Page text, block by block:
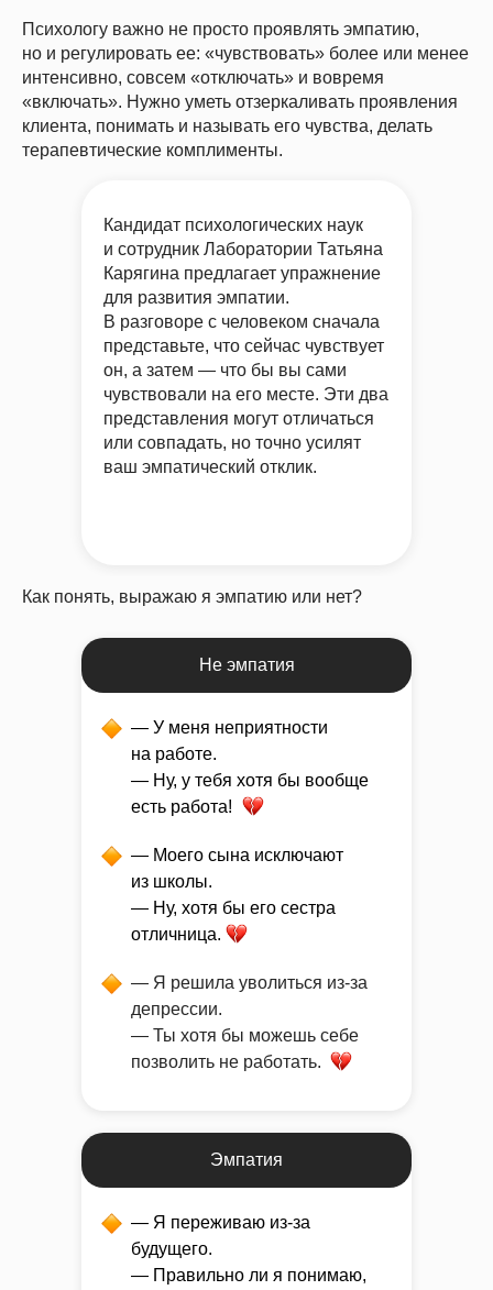
Психологу важно не просто проявлять эмпатию,
но и регулировать ее: «чувствовать» более или менее
интенсивно, совсем «отключать» и вовремя
«включать». Нужно уметь отзеркаливать проявления
клиента, понимать и называть его чувства, делать
терапевтические комплименты.
Кандидат психологических наук
и сотрудник Лаборатории Татьяна
Карягина предлагает упражнение
для развития эмпатии.
В разговоре с человеком сначала
представьте, что сейчас чувствует
он, а затем — что бы вы сами
чувствовали на его месте. Эти два
представления могут отличаться
или совпадать, но точно усилят
ваш эмпатический отклик.
Как понять, выражаю я эмпатию или нет?
— У меня неприятности
на работе.
— Ну, у тебя хотя бы вообще
есть работа!
— Я переживаю из-за
будущего.
— Правильно ли я понимаю,
— Я решила уволиться из-за
депрессии.
— Ты хотя бы можешь себе
позволить не работать.
Не эмпатия
Эмпатия
— Моего сына исключают
из школы.
— Ну, хотя бы его сестра
отличница.